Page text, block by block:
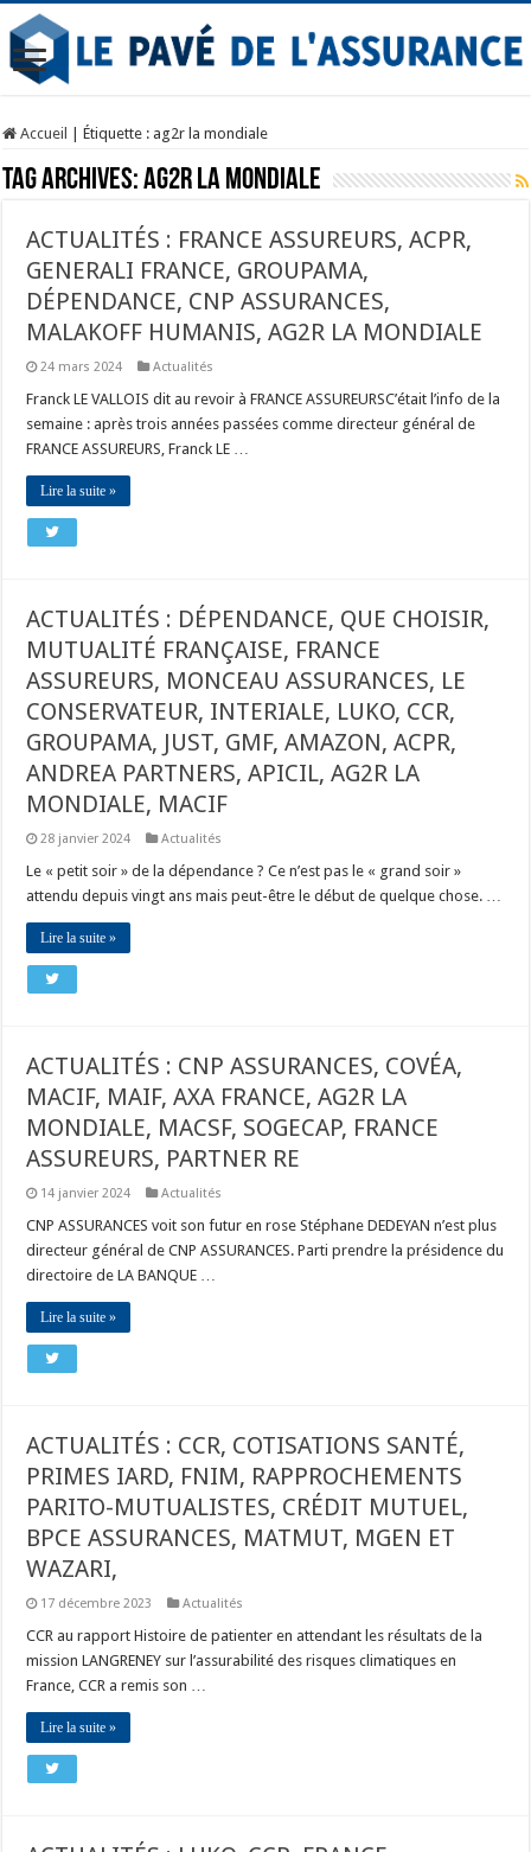
Accueil Étiquette : ag2r la mondiale
Tag Archives:ag2r la mondiale
ACTUALITÉS : FRANCE ASSUREURS, ACPR,
GENERALI FRANCE, GROUPAMA,
DÉPENDANCE, CNP ASSURANCES,
MALAKOFF HUMANIS, AG2R LA MONDIALE
24 mars 2024 Actualités
Franck LE VALLOIS dit au revoir à FRANCE ASSUREURSC’était l’info de la
semaine : après trois années passées comme directeur général de
FRANCE ASSUREURS, Franck LE …
Lire la suite »
ACTUALITÉS : DÉPENDANCE, QUE CHOISIR,
MUTUALITÉ FRANÇAISE, FRANCE
ASSUREURS, MONCEAU ASSURANCES, LE
CONSERVATEUR, INTERIALE, LUKO, CCR,
GROUPAMA, JUST, GMF, AMAZON, ACPR,
ANDREA PARTNERS, APICIL, AG2R LA
MONDIALE, MACIF
28 janvier 2024 Actualités
Le « petit soir » de la dépendance ? Ce n’est pas le « grand soir »
attendu depuis vingt ans mais peut-être le début de quelque chose. …
Lire la suite »
ACTUALITÉS : CNP ASSURANCES, COVÉA,
MACIF, MAIF, AXA FRANCE, AG2R LA
MONDIALE, MACSF, SOGECAP, FRANCE
ASSUREURS, PARTNER RE
14 janvier 2024 Actualités
CNP ASSURANCES voit son futur en rose Stéphane DEDEYAN n’est plus
directeur général de CNP ASSURANCES. Parti prendre la présidence du
directoire de LA BANQUE …
Lire la suite »
ACTUALITÉS : CCR, COTISATIONS SANTÉ,
PRIMES IARD, FNIM, RAPPROCHEMENTS
PARITO-MUTUALISTES, CRÉDIT MUTUEL,
BPCE ASSURANCES, MATMUT, MGEN ET
WAZARI,
17 décembre 2023 Actualités
CCR au rapport Histoire de patienter en attendant les résultats de la
mission LANGRENEY sur l’assurabilité des risques climatiques en
France, CCR a remis son …
Lire la suite »